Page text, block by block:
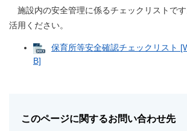
施設内の安全管理に係るチェックリストで
活用ください。
保育所等安全確認チェックリスト
B]
このページに関するお問い合わせ先